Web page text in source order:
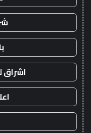
اشراق